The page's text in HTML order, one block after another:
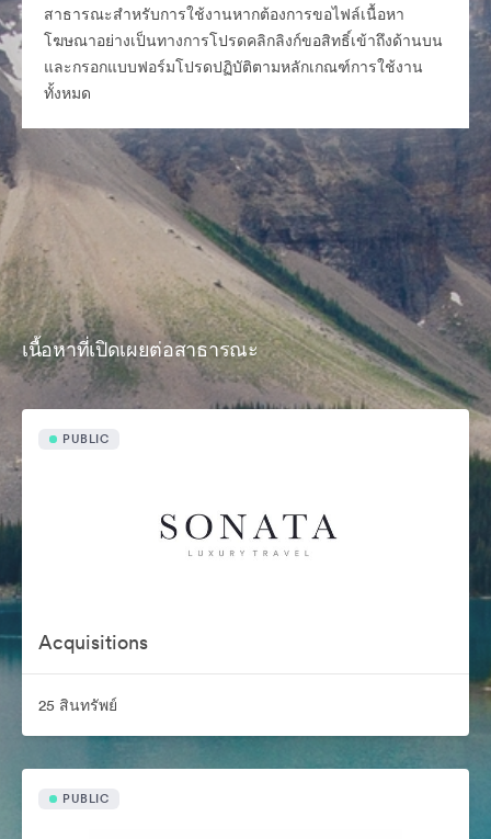
สาธารณะสำหรับการใช้งานหากต้องการขอไฟล์เนื้อหา
โฆษณาอย่างเป็นทางการโปรดคลิกลิงก์ขอสิทธิ์เข้าถึงด้านบน
และกรอกแบบฟอร์มโปรดปฏิบัติตามหลักเกณฑ์การใช้งาน
ทั้งหมด
เนื้อหาที่เปิดเผยต่อสาธารณะ
PUBLIC
Acquisitions
25 สินทรัพย์
PUBLIC